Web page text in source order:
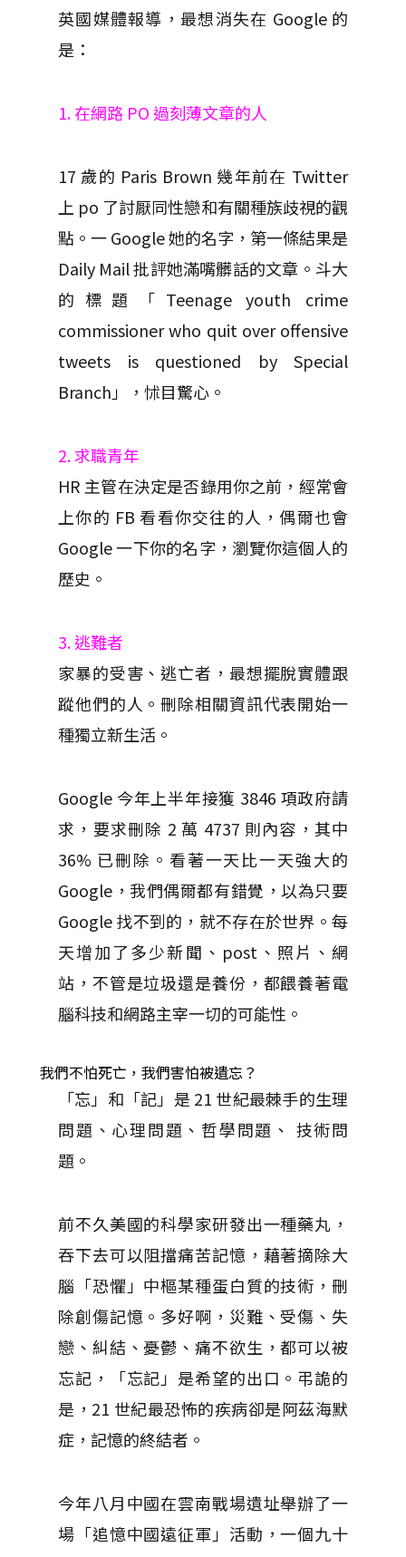
英國媒體報導，最想消失在 Google 的
是：
1. 在網路 PO 過刻薄文章的人
17 歲的 Paris Brown 幾年前在 Twitter
上 po 了討厭同性戀和有關種族歧視的觀
點。一 Google 她的名字，第一條結果是
Daily Mail 批評她滿嘴髒話的文章。斗大
的標題「Teenage youth crime
commissioner who quit over offensive
tweets is questioned by Special
Branch」，怵目驚心。
2. 求職青年
HR 主管在決定是否錄用你之前，經常會
上你的 FB 看看你交往的人，偶爾也會
Google 一下你的名字，瀏覽你這個人的
歷史。
3. 逃難者
家暴的受害、逃亡者，最想擺脫實體跟
蹤他們的人。刪除相關資訊代表開始一
種獨立新生活。
Google 今年上半年接獲 3846 項政府請
求，要求刪除 2 萬 4737 則內容，其中
36% 已刪除。看著一天比一天強大的
Google，我們偶爾都有錯覺，以為只要
Google 找不到的，就不存在於世界。每
天增加了多少新聞、post、照片、網
站，不管是垃圾還是養份，都餵養著電
腦科技和網路主宰一切的可能性。
我們不怕死亡，我們害怕被遺忘？
「忘」和「記」是 21 世紀最棘手的生理
問題、心理問題、哲學問題、 技術問
題。
前不久美國的科學家研發出一種藥丸，
吞下去可以阻擋痛苦記憶，藉著摘除大
腦「恐懼」中樞某種蛋白質的技術，刪
除創傷記憶。多好啊，災難、受傷、失
戀、糾結、憂鬱、痛不欲生，都可以被
忘記，「忘記」是希望的出口。弔詭的
是，21 世紀最恐怖的疾病卻是阿茲海默
症，記憶的終結者。
今年八月中國在雲南戰場遺址舉辦了一
場「追憶中國遠征軍」活動，一個九十